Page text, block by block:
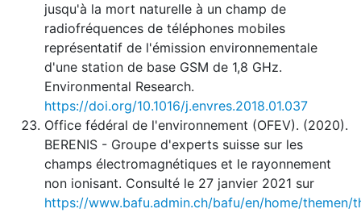
jusqu'à la mort naturelle à un champ de
radiofréquences de téléphones mobiles
représentatif de l'émission environnementale
d'une station de base GSM de 1,8 GHz.
Environmental Research.
https://doi.org/10.1016/j.envres.2018.01.037
Office fédéral de l'environnement (OFEV). (2020).
BERENIS - Groupe d'experts suisse sur les
champs électromagnétiques et le rayonnement
non ionisant. Consulté le 27 janvier 2021 sur
https://www.bafu.admin.ch/bafu/en/home/themen/